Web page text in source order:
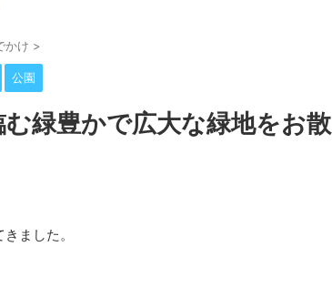
かけ >
公園
む緑豊かで広大な緑地をお散
ました。